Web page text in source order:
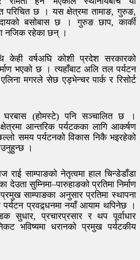
परिचित छ । यस क्षेत्रमा तामाङ, गुरुङ,
बसोबास छ । गुरुङ छाप, कार्की
नजिक रहेका छन् ।
केही वर्षअघि कोशी प्रदेश सरकारको
भएको छ । त्यहाँबाट अलि तल पर्यटन
मगरले सेछ एड्भेन्चर पार्क र रिसोर्ट
घरबास (होमस्टे) पनि सञ्चालित छ ।
आन्तरिक पर्यटकका लागि आकर्षण
समय पर्यटनको विकास निकै भइरहेको
।
राई साम्पाङको नेतृत्वमा हाल चिन्डेडाँडा
देउता सुम्निमा–पारुहाङको प्रतिमा निर्माण
साम्पाङका अनुसार प्रतिमा स्थापना
पर्यटन प्रवद्र्धनमा नयाँ आयाम थपिनेछ ।
सुधार, प्रचारप्रसार र थप पूर्वाधार
भविष्यमा धरानको प्रमुख पर्यटकीय